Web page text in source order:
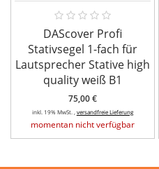
DAScover Profi
Stativsegel 1-fach für
Lautsprecher Stative high
quality weiß B1
75,00 €
inkl. 19% MwSt. , versandfreie Lieferung
momentan nicht verfügbar